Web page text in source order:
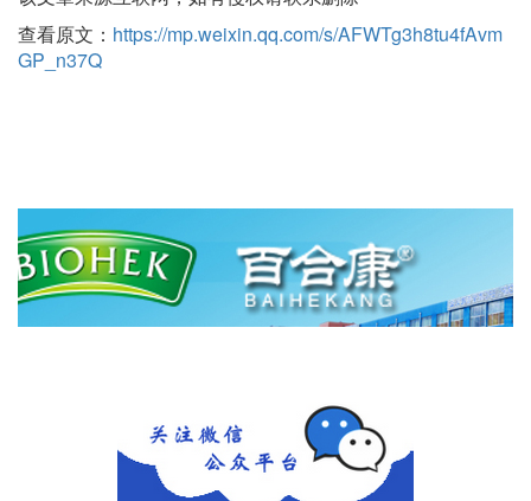
查看原文： https://mp.weixin.qq.com/s/AFWTg3h8tu4fAvm
GP_n37Q